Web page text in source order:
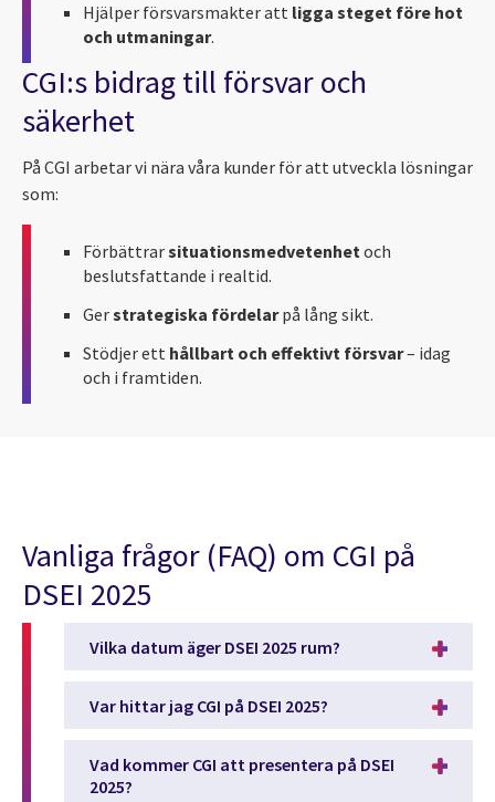
Hjälper försvarsmakter att ligga steget före hot
och utmaningar.
CGI:s bidrag till försvar och
säkerhet
På CGI arbetar vi nära våra kunder för att utveckla lösningar
som:
Förbättrarsituationsmedvetenhet och
beslutsfattande i realtid.
Gerstrategiska fördelarpå lång sikt.
Stödjer ett hållbart och effektivt försvar– idag
och i framtiden.
Vanliga frågor (FAQ) om CGI på
DSEI 2025
Vilka datum äger DSEI 2025 rum?
Var hittar jag CGI på DSEI 2025?
Vad kommer CGI att presentera på DSEI
2025?